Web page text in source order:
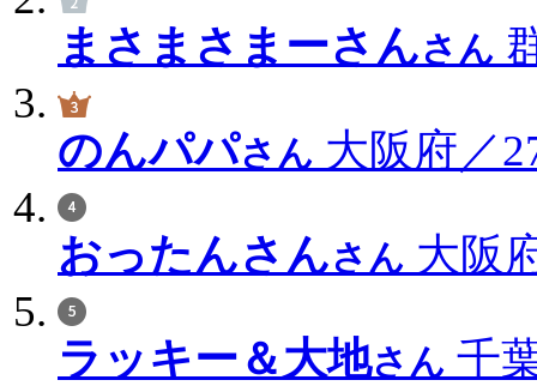
まさまさまーさんさん
のんパパさん 大阪府／
おったんさんさん 大阪
ラッキー＆大地さん 千